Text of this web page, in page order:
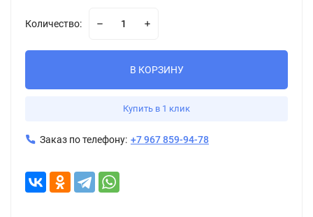
Количество:
В КОРЗИНУ
Купить в 1 клик
Заказ по телефону: +7 967 859-94-78